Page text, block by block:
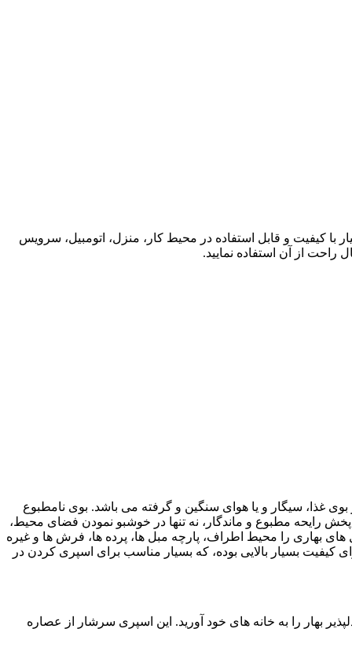
کاتیا، خوشبو کننده هوا با گل های بهاری می باشد. این محصول تهیه شده در حجم 120 میلی لیتر و بسیار با کیفیت و قابل استفاده در محیط کار، منزل، اتومبیل، سرویس
راحت از آن استفاده نمایید.
بوی غذا، سیگار و یا هوای سنگین و گرفته می باشد. بوی نامطبوع
رایحه مطبوع و ماندگار، نه تنها در خوشبو نمودن فضای محیط،
های بهاری را محیط اطراف، پارچه مبل ها، پرده ها، فرش ها و غیره
کیفیت بسیار بالایی بوده، که بسیار مناسب برای اسپری کردن در
بهار را به خانه های خود آورید. این اسپری سرشار از عصاره